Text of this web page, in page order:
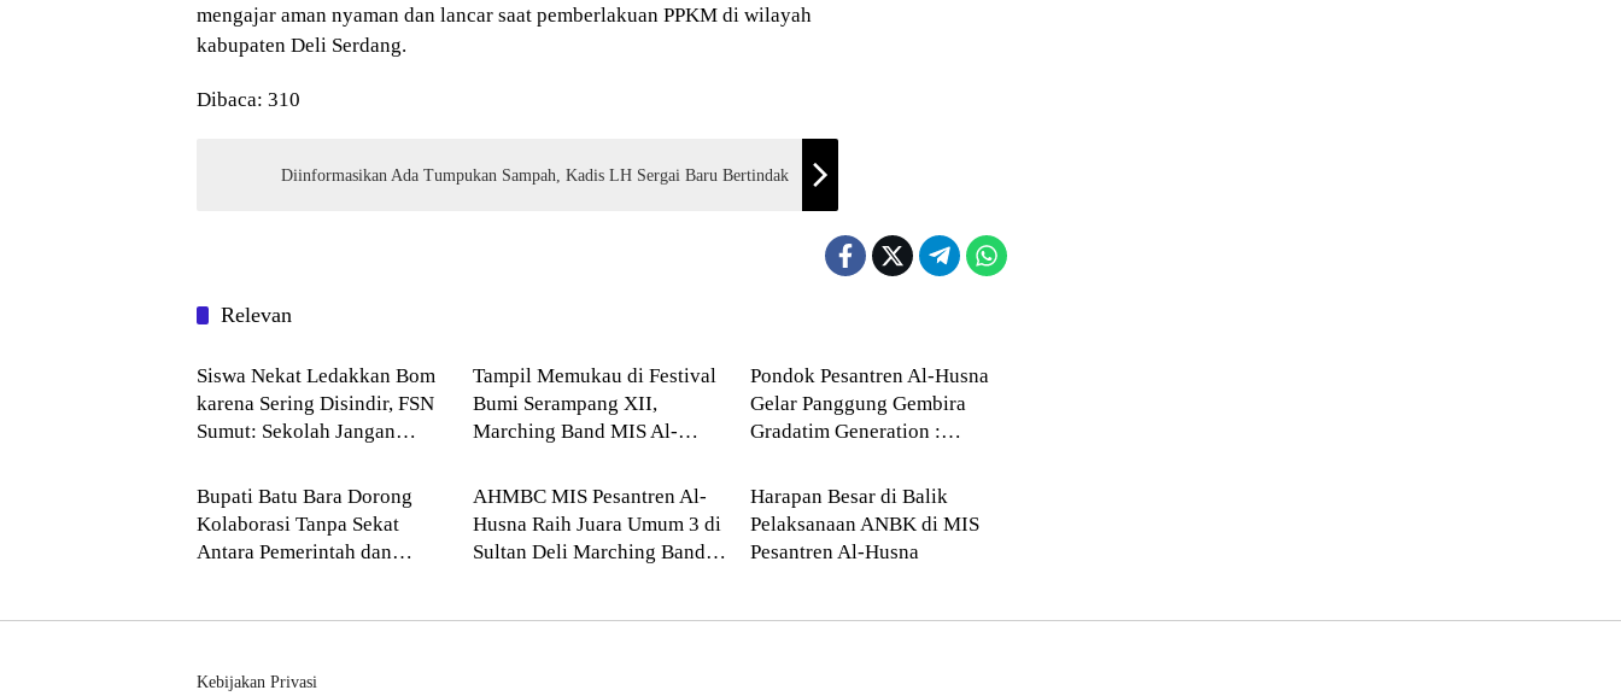
mengajar aman nyaman dan lancar saat pemberlakuan PPKM di wilayah
kabupaten Deli Serdang.
Dibaca: 310
Diinformasikan Ada Tumpukan Sampah, Kadis LH Sergai Baru Bertindak
Relevan
NASIONAL
Siswa Nekat Ledakkan Bom
karena Sering Disindir, FSN
Sumut: Sekolah Jangan
Tampil Memukau di Festival
Bumi Serampang XII,
Marching Band MIS Al-
Pondok Pesantren Al-Husna
Gelar Panggung Gembira
Gradatim Generation :
Kreativitas Santri
Bupati Batu Bara Dorong
Kolaborasi Tanpa Sekat
Antara Pemerintah dan
--> Sumatera Utara
AHMBC MIS Pesantren Al-
Husna Raih Juara Umum 3 di
Sultan Deli Marching Band
Harapan Besar di Balik
Pelaksanaan ANBK di MIS
Pesantren Al-Husna
Kebijakan Privasi